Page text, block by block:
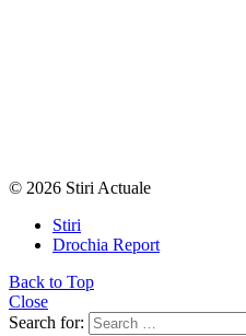
© 2026 Stiri Actuale
Stiri
Drochia Report
Back to Top
Close
Search for: